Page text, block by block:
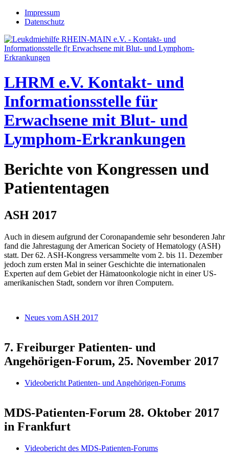
Jump to navigation
Impressum
Datenschutz
LHRM e.V. Kontakt- und
Informationsstelle für
Erwachsene mit Blut- und
Lymphom-Erkrankungen
Berichte von Kongressen und
Patiententagen
ASH 2017
Auch in diesem aufgrund der Coronapandemie sehr besonderen Jahr
fand die Jahrestagung der American Society of Hematology (ASH)
statt. Der 62. ASH-Kongress versammelte vom 2. bis 11. Dezember
jedoch zum ersten Mal in seiner Geschichte die internationalen
Experten auf dem Gebiet der Hämatoonkologie nicht in einer US-
amerikanischen Stadt, sondern vor ihren Computern.
Neues vom ASH 2017
7. Freiburger Patienten- und
Angehörigen-Forum, 25. November 2017
Videobericht Patienten- und Angehörigen-Forums
MDS-Patienten-Forum 28. Oktober 2017
in Frankfurt
Videobericht des MDS-Patienten-Forums